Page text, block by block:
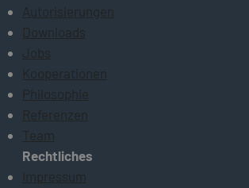
Autorisierungen
Downloads
Jobs
Kooperationen
Philosophie
Referenzen
Team
Rechtliches
Impressum